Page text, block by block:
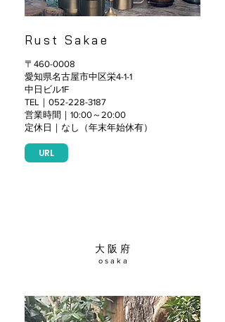
Rust Sakae
〒460-0008
愛知県名古屋市中区栄4-1-1
中日ビル1F
TEL｜052-228-3187
営業時間｜10:00～20:00
定休日｜なし（年末年始休有）
URL
大 阪 府
o s a k a